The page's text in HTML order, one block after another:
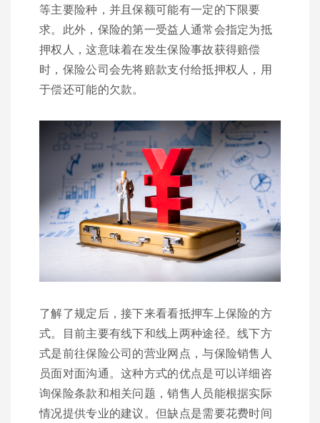
等主要险种，并且保额可能有一定的下限要
求。此外，保险的第一受益人通常会指定为抵
押权人，这意味着在发生保险事故获得赔偿
时，保险公司会先将赔款支付给抵押权人，用
于偿还可能的欠款。
了解了规定后，接下来看看抵押车上保险的方
式。目前主要有线下和线上两种途径。线下方
式是前往保险公司的营业网点，与保险销售人
员面对面沟通。这种方式的优点是可以详细咨
询保险条款和相关问题，销售人员能根据实际
情况提供专业的建议。但缺点是需要花费时间